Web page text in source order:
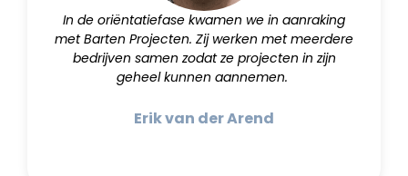
In de oriëntatiefase kwamen we in aanraking
met Barten Projecten. Zij werken met meerdere
bedrijven samen zodat ze projecten in zijn
geheel kunnen aannemen.
Erik van der Arend